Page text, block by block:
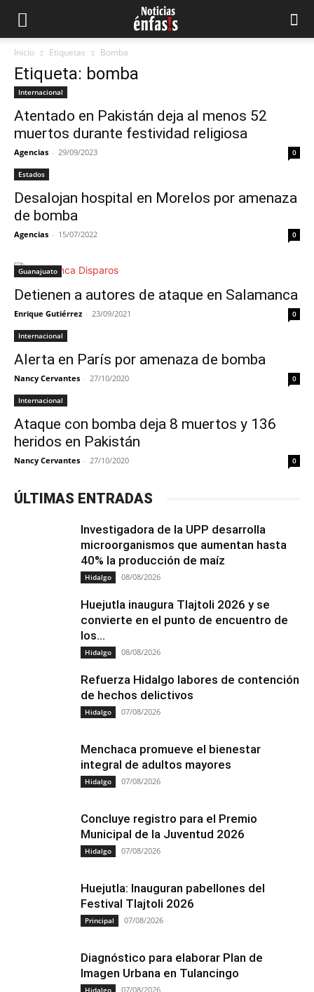
Inicio Etiquetas Bomba
Etiqueta: bomba
Internacional
Atentado en Pakistán deja al menos 52
muertos durante festividad religiosa
Agencias - 29/09/2023 0
Estados
Desalojan hospital en Morelos por amenaza
de bomba
Agencias - 15/07/2022 0
Guanajuato
Detienen a autores de ataque en Salamanca
Enrique Gutiérrez - 23/09/2021 0
Internacional
Alerta en París por amenaza de bomba
Nancy Cervantes - 27/10/2020 0
Internacional
Ataque con bomba deja 8 muertos y 136
heridos en Pakistán
Nancy Cervantes - 27/10/2020 0
ÚLTIMAS ENTRADAS
Investigadora de la UPP desarrolla
microorganismos que aumentan hasta
40% la producción de maíz
Hidalgo 08/08/2026
Huejutla inaugura Tlajtoli 2026 y se
convierte en el punto de encuentro de
los...
Hidalgo 08/08/2026
Refuerza Hidalgo labores de contención
de hechos delictivos
Hidalgo 07/08/2026
Menchaca promueve el bienestar
integral de adultos mayores
Hidalgo 07/08/2026
Concluye registro para el Premio
Municipal de la Juventud 2026
Hidalgo 07/08/2026
Huejutla: Inauguran pabellones del
Festival Tlajtoli 2026
Principal 07/08/2026
Diagnóstico para elaborar Plan de
Imagen Urbana en Tulancingo
Hidalgo 07/08/2026